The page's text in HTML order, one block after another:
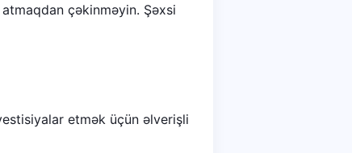
çəkinməyin. Şəxsi
etmək üçün əlverişli